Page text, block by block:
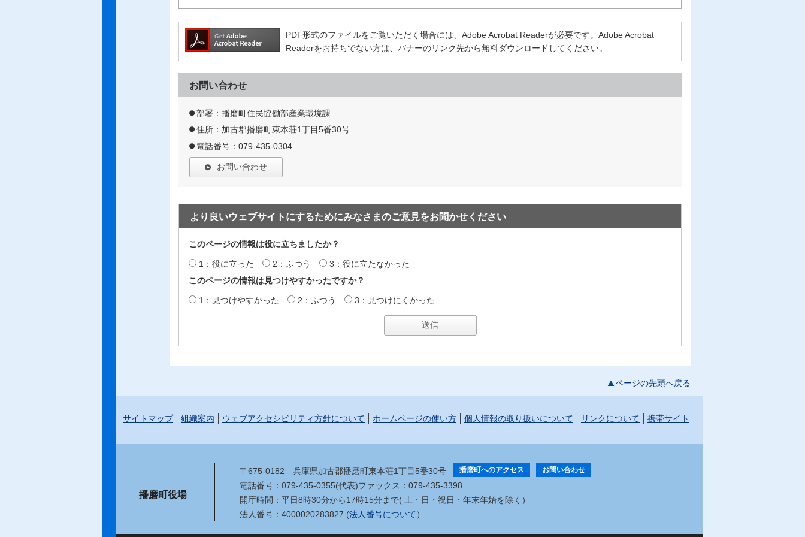
PDF形式のファイルをご覧いただく場合には、Adobe Acrobat Readerが必要です。Adobe Acrobat
Readerをお持ちでない方は、バナーのリンク先から無料ダウンロードしてください。
お問い合わせ
部署：播磨町住民協働部産業環境課
住所：加古郡播磨町東本荘1丁目5番30号
電話番号：079-435-0304
お問い合わせ
より良いウェブサイトにするためにみなさまのご意見をお聞かせください
このページの情報は役に立ちましたか？
1：役に立った 2：ふつう
3：役に立たなかった
このページの情報は見つけやすかったですか？
1：見つけやすかった 2：ふつう 3：見つけにくかった
ページの先頭へ戻る
サイトマップ 組織案内 ウェブアクセシビリティ方針について ホームページの使い方 個人情報の取り扱いについて リンクについて 携帯サイト
播磨町役場
〒675-0182 兵庫県加古郡播磨町東本荘1丁目5番30号 播磨町へのアクセス お問い合わせ
電話番号：079-435-0355(代表)ファックス：079-435-3398
開庁時間：平日8時30分から17時15分まで( 土・日・祝日・年末年始を除く）
法人番号：4000020283827 (法人番号について ）